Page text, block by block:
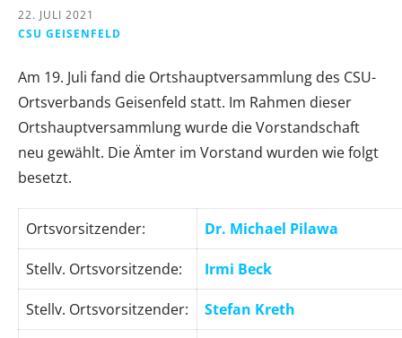
22. JULI 2021
CSU GEISENFELD
Am 19. Juli fand die Ortshauptversammlung des CSU-
Ortsverbands Geisenfeld statt. Im Rahmen dieser
Ortshauptversammlung wurde die Vorstandschaft
neu gewählt. Die Ämter im Vorstand wurden wie folgt
besetzt.
Ortsvorsitzender: Dr. Michael Pilawa
Stellv. Ortsvorsitzende: Irmi Beck
Stellv. Ortsvorsitzender: Stefan Kreth